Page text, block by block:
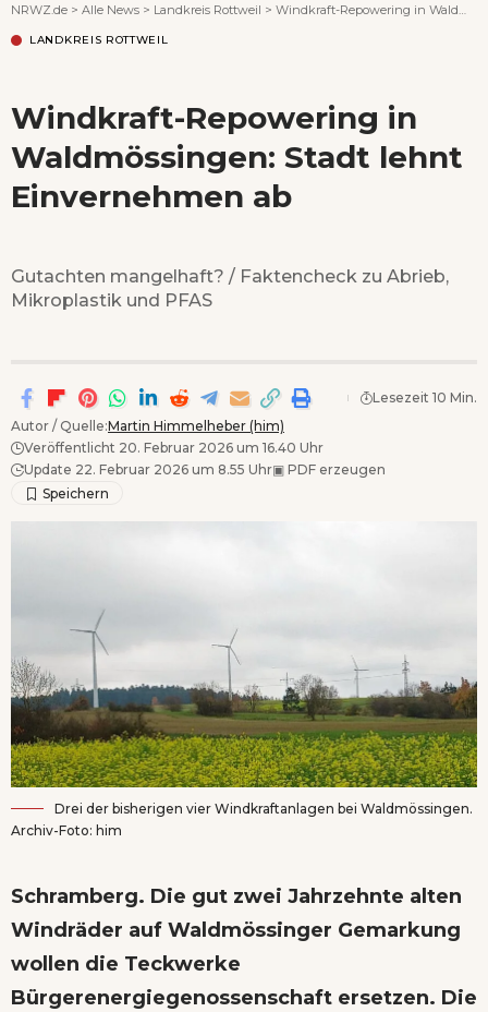
NRWZ.de > Alle News > Landkreis Rottweil > Windkraft-Repowering in Waldmössingen: Stadt lehnt Einvernehmen ab
LANDKREIS ROTTWEIL
Windkraft-Repowering in
Waldmössingen: Stadt lehnt
Einvernehmen ab
Gutachten mangelhaft? / Faktencheck zu Abrieb,
Mikroplastik und PFAS
Autor / Quelle:Martin Himmelheber (him)
Veröffentlicht 20. Februar 2026 um 16.40 Uhr
Update 22. Februar 2026 um 8.55 Uhr▣ PDF erzeugen
Lesezeit 10 Min.
Drei der bisherigen vier Windkraftanlagen bei Waldmössingen.
Archiv-Foto: him
Schramberg. Die gut zwei Jahrzehnte alten
Windräder auf Waldmössinger Gemarkung
wollen die Teckwerke
Bürgerenergiegenossenschaft ersetzen. Die